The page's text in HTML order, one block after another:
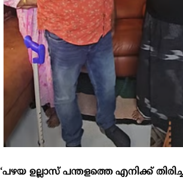
‘പഴയ ഉല്ലാസ് പന്തളത്തെ എനിക്ക്
ധനസഹായവുമായി നടന്‍ ബാല
നടന്‍ ഉല്ലാസ് പന്തളത്തിന് സഹായവുമായി
പക്ഷാഘാതത്തെ തുടര്‍ന്ന് ആരോഗ്യ